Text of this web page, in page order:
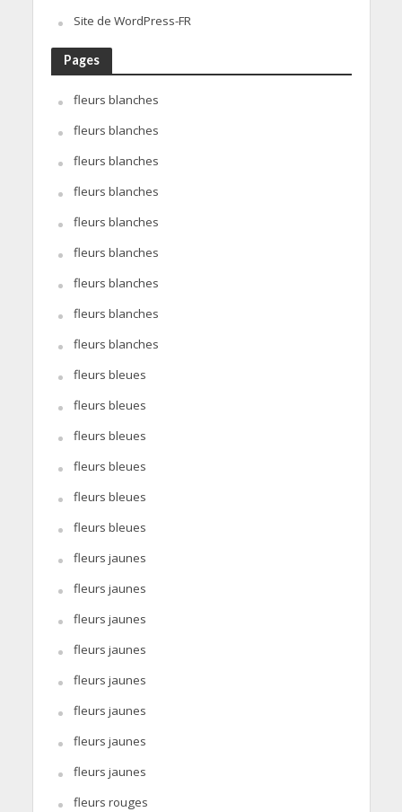
Site de WordPress-FR
Pages
fleurs blanches
fleurs blanches
fleurs blanches
fleurs blanches
fleurs blanches
fleurs blanches
fleurs blanches
fleurs blanches
fleurs blanches
fleurs bleues
fleurs bleues
fleurs bleues
fleurs bleues
fleurs bleues
fleurs bleues
fleurs jaunes
fleurs jaunes
fleurs jaunes
fleurs jaunes
fleurs jaunes
fleurs jaunes
fleurs jaunes
fleurs jaunes
fleurs rouges